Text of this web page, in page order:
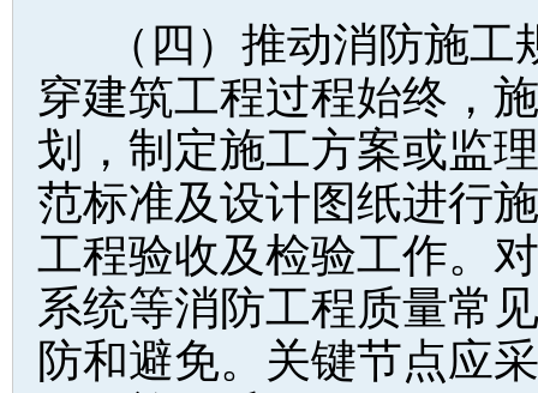
（四）推动消防施
穿建筑工程过程始终，
划，制定施工方案或监
范标准及设计图纸进行
工程验收及检验工作。
系统等消防工程质量常
防和避免。关键节点应